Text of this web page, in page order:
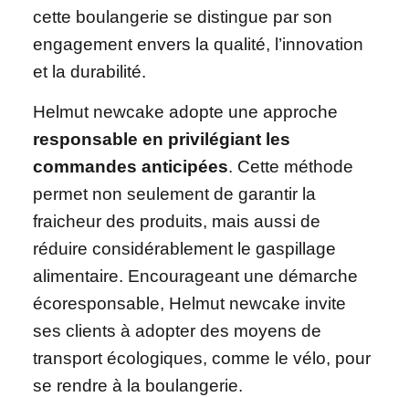
cette boulangerie se distingue par son
engagement envers la qualité, l’innovation
et la durabilité.
Helmut newcake adopte une approche
responsable en privilégiant les
commandes anticipées. Cette méthode
permet non seulement de garantir la
fraicheur des produits, mais aussi de
réduire considérablement le gaspillage
alimentaire. Encourageant une démarche
écoresponsable, Helmut newcake invite
ses clients à adopter des moyens de
transport écologiques, comme le vélo, pour
se rendre à la boulangerie.